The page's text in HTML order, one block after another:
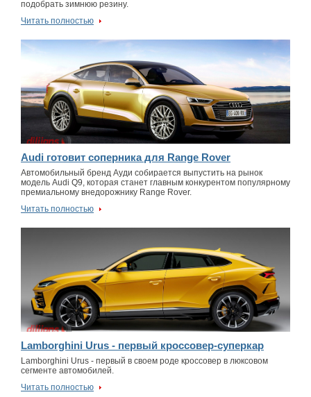
подобрать зимнюю резину.
Читать полностью
Audi готовит соперника для Range Rover
Автомобильный бренд Ауди собирается выпустить на рынок
модель Audi Q9, которая станет главным конкурентом популярному
премиальному внедорожнику Range Rover.
Читать полностью
Lamborghini Urus - первый кроссовер-суперкар
Lamborghini Urus - первый в своем роде кроссовер в люксовом
сегменте автомобилей.
Читать полностью